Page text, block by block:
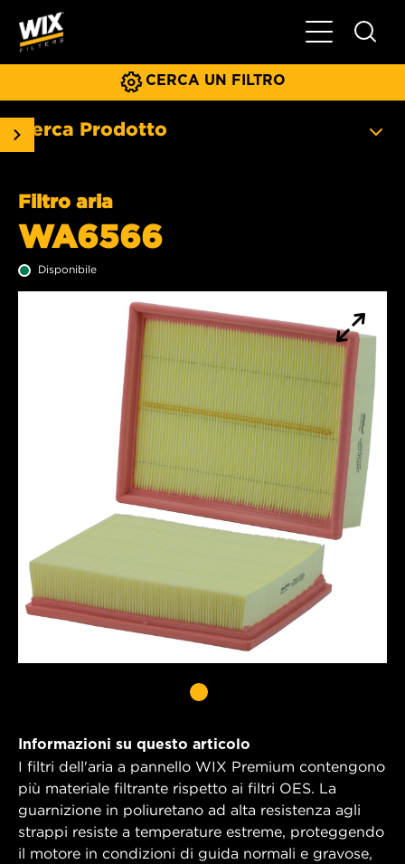
Menu
CERCA UN FILTRO
Cerca Prodotto
Filtro aria
WA6566
Disponibile
Informazioni su questo articolo
I filtri dell'aria a pannello WIX Premium contengono
più materiale filtrante rispetto ai filtri OES. La
guarnizione in poliuretano ad alta resistenza agli
strappi resiste a temperature estreme, proteggendo
il motore in condizioni di guida normali e gravose,